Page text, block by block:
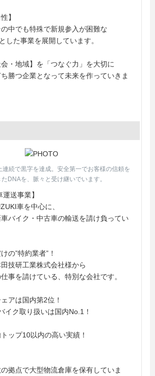
】
中でも特殊で新規参入が困難な
した事業を展開しています。
会・地域】を「つなぐ力」を大切に
勝つ企業となって未来を作っていきま
連続で黒字を達成。安全第一でお客様の信頼を
DNAを、脈々と受け継いでいます。
運送事業】
車を中心に、
バイク・中古車の輸送を請け負ってい
の”特約業者”！
技研工業株式会社様から
事を請けている、特別な会社です。
アは国内第2位！
イク取り扱いは国内No.1！
ップ10以内の高い実績！
拠点で大型物流倉庫を保有していま